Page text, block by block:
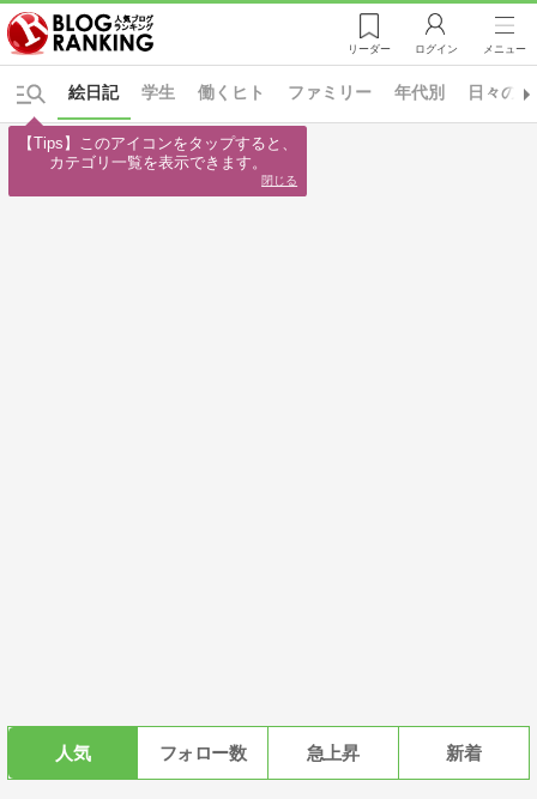
リーダー ログイン メニュー
学生 働くヒト ファミリー 年代別 日々の
絵日記
人気 フォロー数 急上昇 新着
【Tips】このアイコンをタップすると、
カテゴリ一覧を表示できます。
閉じる